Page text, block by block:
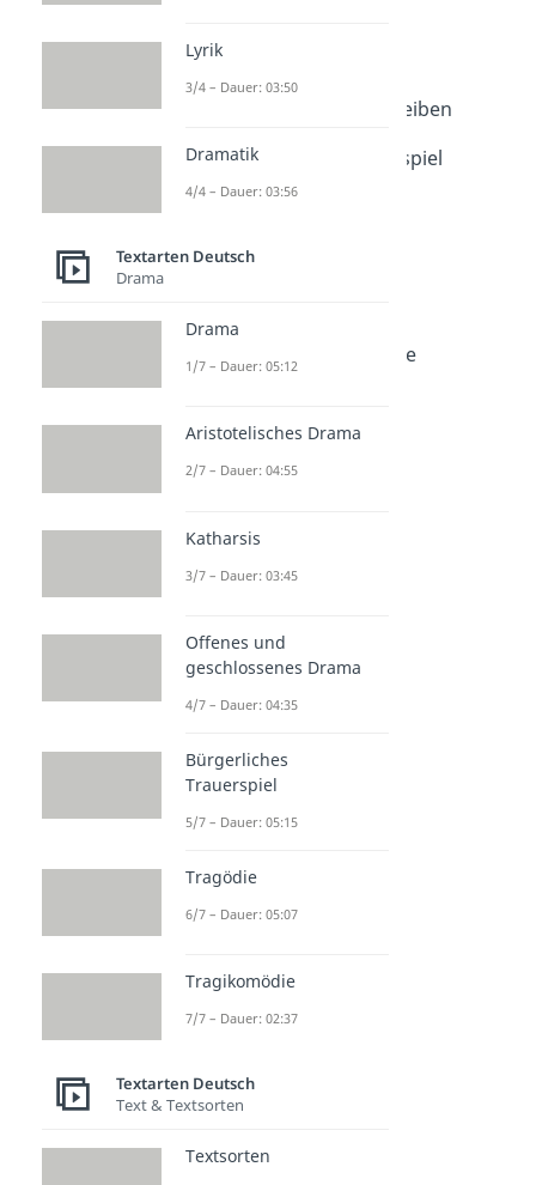
Dramenanalyse
Dauer: 04:37
Charakterisierung schreiben
Charakterisierung - Beispiel
Dauer: 04:24
Figurenkonstellation
Rollenbiographie
Dauer: 04:36
Kommunikationsanalyse
Dauer: 05:05
Lyrik
3/4 – Dauer: 03:50
Dramatik
4/4 – Dauer: 03:56
Textarten Deutsch
Drama
Drama
1/7 – Dauer: 05:12
Aristotelisches Drama
2/7 – Dauer: 04:55
Katharsis
3/7 – Dauer: 03:45
Offenes und
geschlossenes Drama
4/7 – Dauer: 04:35
Bürgerliches
Trauerspiel
5/7 – Dauer: 05:15
Tragödie
6/7 – Dauer: 05:07
Tragikomödie
7/7 – Dauer: 02:37
Textarten Deutsch
Text & Textsorten
Textsorten